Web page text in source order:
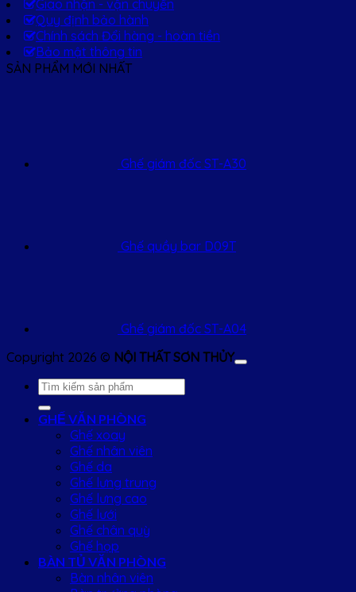
Giao nhận - vận chuyển
Quy định bảo hành
Chính sách Đổi hàng - hoàn tiền
Bảo mật thông tin
SẢN PHẨM MỚI NHẤT
Ghế giám đốc ST-A30
Ghế quầy bar D09T
Ghế giám đốc ST-A04
Copyright 2026 © NỘI THẤT SƠN THỦY
Tìm
GHẾ VĂN PHÒNG
Ghế xoay
Ghế nhân viên
Ghế da
Ghế lưng trung
Ghế lưng cao
Ghế lưới
Ghế chân quỳ
Ghế họp
BÀN TỦ VĂN PHÒNG
Bàn nhân viên